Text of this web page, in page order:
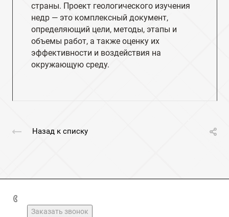
страны. Проект геологического изучения
недр — это комплексный документ,
определяющий цели, методы, этапы и
объемы работ, а также оценку их
эффективности и воздействия на
окружающую среду.
Назад к списку
Заказать звонок